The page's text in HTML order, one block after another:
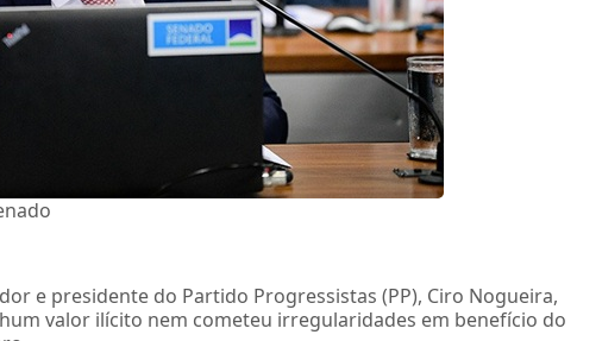
e presidente do Partido Progressistas (PP), Ciro Nogueira,
valor ilícito nem cometeu irregularidades em benefício do